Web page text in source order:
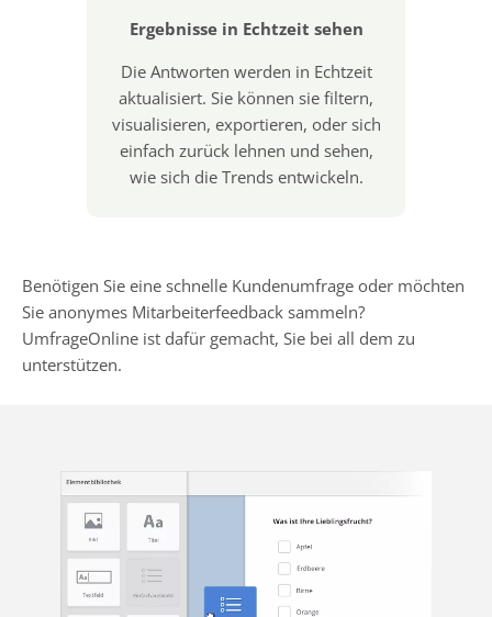
Ergebnisse in Echtzeit sehen
Die Antworten werden in Echtzeit
aktualisiert. Sie können sie filtern,
visualisieren, exportieren, oder sich
einfach zurück lehnen und sehen,
wie sich die Trends entwickeln.
Benötigen Sie eine schnelle Kundenumfrage oder möchten
Sie anonymes Mitarbeiterfeedback sammeln?
UmfrageOnline ist dafür gemacht, Sie bei all dem zu
unterstützen.